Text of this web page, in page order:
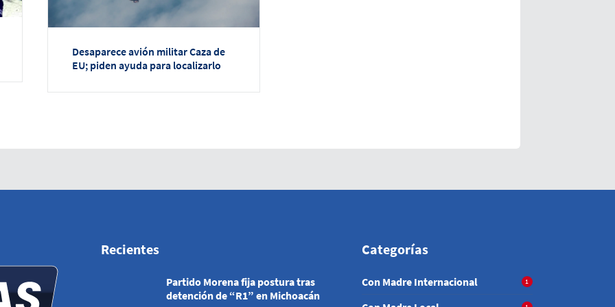
Desaparece avión militar Caza de
EU; piden ayuda para localizarlo
Recientes
Partido Morena fija postura tras
detención de “R1” en Michoacán
Categorías
Con Madre Internacional 1